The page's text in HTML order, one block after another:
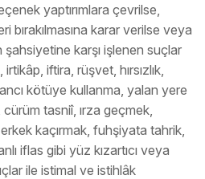
yaptırımlara çevrilse,
bırakılmasına karar verilse veya
karşı işlenen suçlar
iftira, rüşvet, hırsızlık,
kötüye kullanma, yalan yere
tasniî, ırza geçmek,
erkek kaçırmak, fuhşiyata tahrik,
iflas gibi yüz kızartıcı veya
ile istimal ve istihlâk